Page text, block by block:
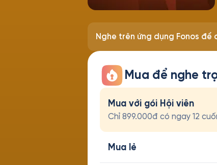
Nghe trên ứng dụng Fonos
Mua để nghe
Mua với gói Hội viên
Chỉ 899.000đ có ngay 12
Mua lẻ